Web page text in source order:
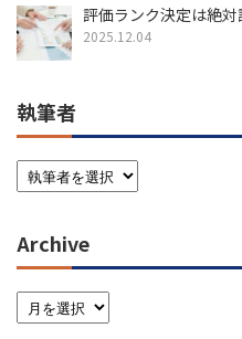
評価ランク決定は絶
2025.12.04
執筆者
Archive